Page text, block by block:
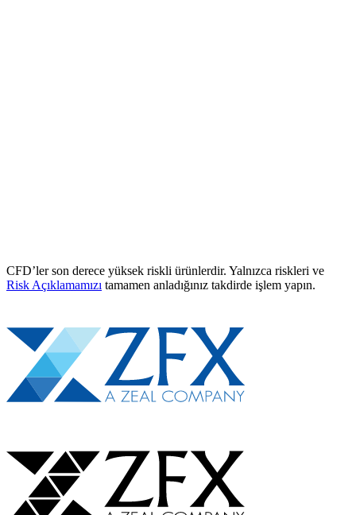
CFD’ler son derece yüksek riskli ürünlerdir. Yalnızca riskleri ve
Risk Açıklamamızı tamamen anladığınız takdirde işlem yapın.